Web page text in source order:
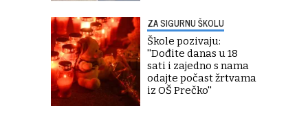
ZA SIGURNU ŠKOLU
Škole pozivaju:
''Dođite danas u 18
sati i zajedno s nama
odajte počast žrtvama
iz OŠ Prečko''